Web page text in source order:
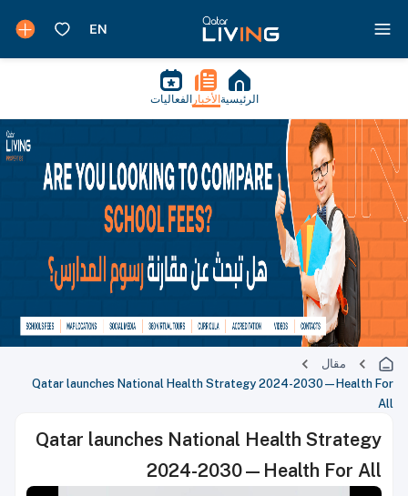
الرئيسية الأخبار الفعاليات
مقال
Qatar launches National Health Strategy 2024-2030—Health For
All
Qatar launches National Health Strategy
2024-2030—Health For All